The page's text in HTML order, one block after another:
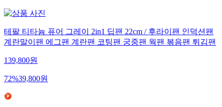
테팔 티타늄 퓨어 그레이 2in1 딥팬 22cm / 후라이팬 인덕션팬
계란말이팬 에그팬 계란팬 코팅팬 궁중팬 웍팬 볶음팬 튀김팬
139,800원
72%39,800원